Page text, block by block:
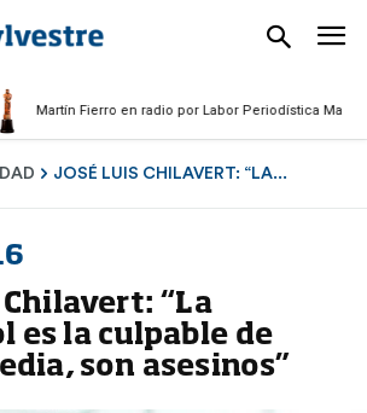
Martín Fierro en radio por Labor Periodística Masculina
JOSÉ LUIS CHILAVERT: “LA...
Chilavert: “La
es la culpable de
son asesinos”